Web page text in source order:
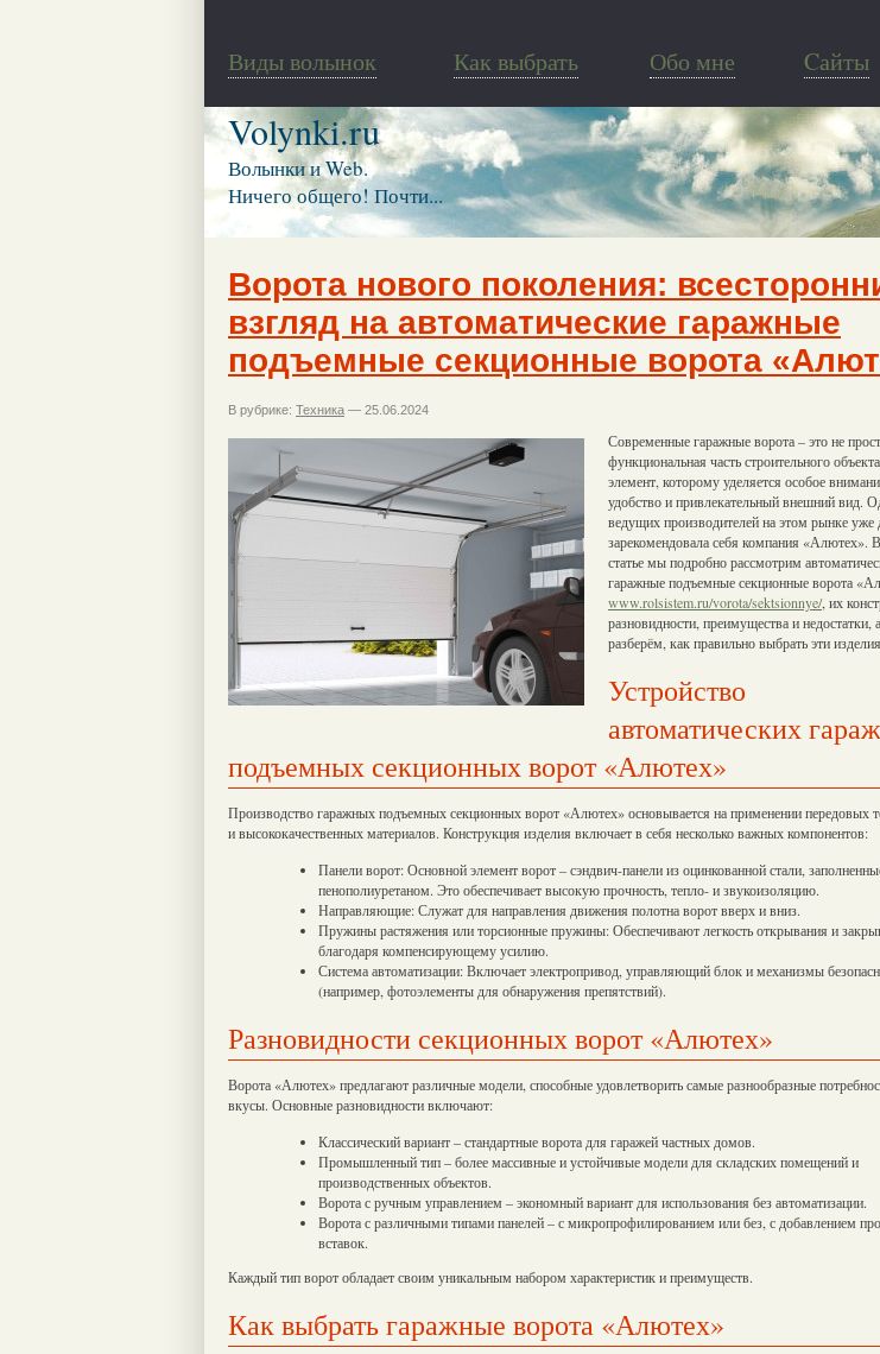
Виды волынок Как выбрать Обо мне Cайты
Volynki.ru
Волынки и Web.
Ничего общего! Почти...
Ворота нового поколения:
взгляд на автоматические гаражные
подъемные секционные ворота
В рубрике: Техника — 25.06.2024
Современные гаражные ворота – это не
функциональная часть строительного
элемент, которому уделяется особое
удобство и привлекательный внешний вид.
ведущих производителей на этом рынке уже
зарекомендовала себя компания «Алютех».
статье мы подробно рассмотрим
гаражные подъемные секционные ворота
www.rolsistem.ru/vorota/sektsionnye/, их
разновидности, преимущества и недостатки,
разберём, как правильно выбрать эти
Устройство
автоматических
подъемных секционных ворот «Алютех»
Производство гаражных подъемных секционных ворот «Алютех» основывается на применении передовых
и высококачественных материалов. Конструкция изделия включает в себя несколько важных компонентов:
Панели ворот: Основной элемент ворот – сэндвич-панели из оцинкованной стали,
пенополиуретаном. Это обеспечивает высокую прочность, тепло- и звукоизоляцию.
Направляющие: Служат для направления движения полотна ворот вверх и вниз.
Пружины растяжения или торсионные пружины: Обеспечивают легкость открывания и
благодаря компенсирующему усилию.
Система автоматизации: Включает электропривод, управляющий блок и механизмы
(например, фотоэлементы для обнаружения препятствий).
Разновидности секционных ворот «Алютех»
Ворота «Алютех» предлагают различные модели, способные удовлетворить самые разнообразные
вкусы. Основные разновидности включают:
Классический вариант – стандартные ворота для гаражей частных домов.
Промышленный тип – более массивные и устойчивые модели для складских помещений и
производственных объектов.
Ворота с ручным управлением – экономный вариант для использования без автоматизации.
Ворота с различными типами панелей – с микропрофилированием или без, с добавлением
вставок.
Каждый тип ворот обладает своим уникальным набором характеристик и преимуществ.
Как выбрать гаражные ворота «Алютех»